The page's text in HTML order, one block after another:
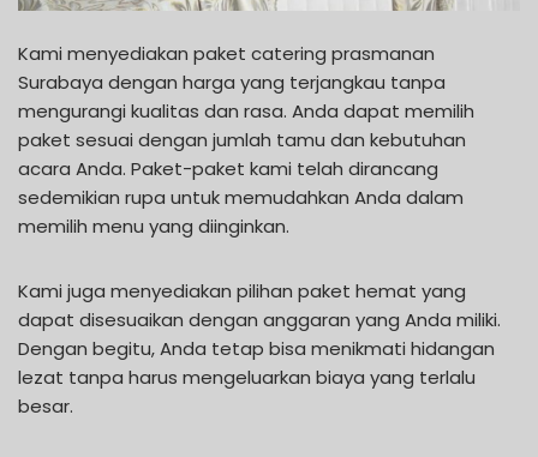
Kami menyediakan paket catering prasmanan
Surabaya dengan harga yang terjangkau tanpa
mengurangi kualitas dan rasa. Anda dapat memilih
paket sesuai dengan jumlah tamu dan kebutuhan
acara Anda. Paket-paket kami telah dirancang
sedemikian rupa untuk memudahkan Anda dalam
memilih menu yang diinginkan.
Kami juga menyediakan pilihan paket hemat yang
dapat disesuaikan dengan anggaran yang Anda miliki.
Dengan begitu, Anda tetap bisa menikmati hidangan
lezat tanpa harus mengeluarkan biaya yang terlalu
besar.